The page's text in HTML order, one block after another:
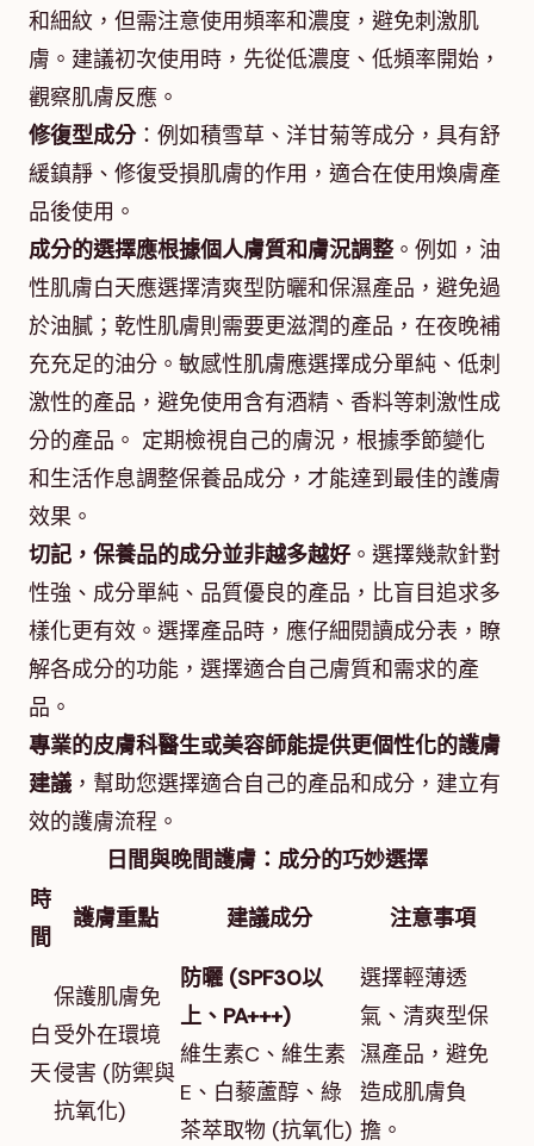
和細紋，但需注意使用頻率和濃度，避免刺激肌
膚。建議初次使用時，先從低濃度、低頻率開始，
觀察肌膚反應。
修復型成分：例如積雪草、洋甘菊等成分，具有舒
緩鎮靜、修復受損肌膚的作用，適合在使用煥膚產
品後使用。
成分的選擇應根據個人膚質和膚況調整。例如，油
性肌膚白天應選擇清爽型防曬和保濕產品，避免過
於油膩；乾性肌膚則需要更滋潤的產品，在夜晚補
充充足的油分。敏感性肌膚應選擇成分單純、低刺
激性的產品，避免使用含有酒精、香料等刺激性成
分的產品。 定期檢視自己的膚況，根據季節變化
和生活作息調整保養品成分，才能達到最佳的護膚
效果。
切記，保養品的成分並非越多越好 。選擇幾款針對
性強、成分單純、品質優良的產品，比盲目追求多
樣化更有效。選擇產品時，應仔細閱讀成分表，瞭
解各成分的功能，選擇適合自己膚質和需求的產
品。
專業的皮膚科醫生或美容師能提供更個性化的護膚
建議 ，幫助您選擇適合自己的產品和成分，建立有
效的護膚流程。
日間與晚間護膚：成分的巧妙選擇
時
間
護膚重點 建議成分 注意事項
白
天
保護肌膚免
受外在環境
侵害 (防禦與
抗氧化)
防曬 (SPF30以
上、PA+++)
維生素C、維生素
E、白藜蘆醇、綠
茶萃取物 (抗氧化)
選擇輕薄透
氣、清爽型保
濕產品，避免
造成肌膚負
擔。